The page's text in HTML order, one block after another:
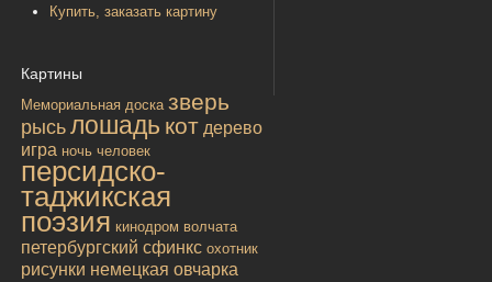
Купить, заказать картину
Картины
Мемориальная доска зверь
рысь лошадь кот дерево
игра ночь человек
персидско-
таджикская
поэзия кинодром волчата
петербургский сфинкс охотник
рисунки немецкая овчарка